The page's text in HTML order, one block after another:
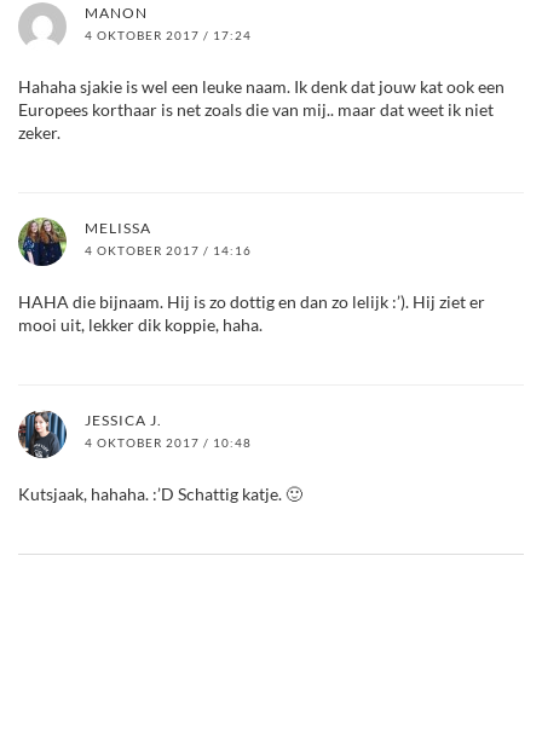
MANON
4 OKTOBER 2017 / 17:24
Hahaha sjakie is wel een leuke naam. Ik denk dat jouw kat ook een
Europees korthaar is net zoals die van mij.. maar dat weet ik niet
zeker.
MELISSA
4 OKTOBER 2017 / 14:16
HAHA die bijnaam. Hij is zo dottig en dan zo lelijk :’). Hij ziet er
mooi uit, lekker dik koppie, haha.
JESSICA J.
4 OKTOBER 2017 / 10:48
Kutsjaak, hahaha. :’D Schattig katje. 🙂